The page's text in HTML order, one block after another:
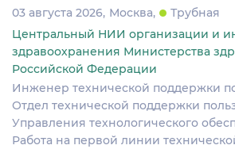
03 августа 2026 Москва
Трубная
Центральный НИИ организации и
здравоохранения Министерства
Российской Федерации
Инженер технической поддержки
Отдел технической поддержки
Управления технологического
Работа на первой линии